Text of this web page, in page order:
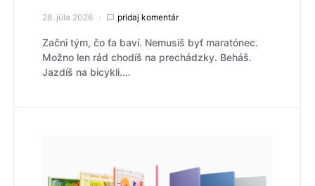
28. júla 2026 pridaj komentár
Začni tým, čo ťa baví. Nemusíš byť maratónec.
Možno len rád chodíš na prechádzky. Beháš.
Jazdíš na bicykli.…